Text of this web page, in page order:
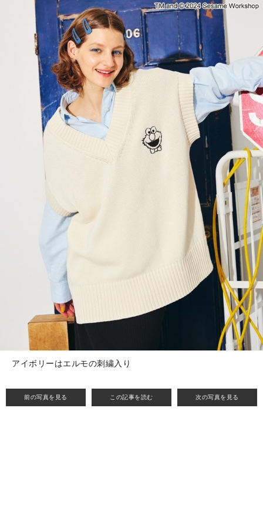
前の写真を見る この記事を読む 次の写真を見る
アイボリーはエルモの刺繍入り